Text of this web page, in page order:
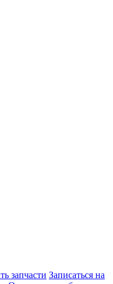
запчасти Записаться на